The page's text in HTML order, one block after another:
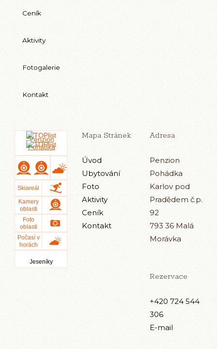
Ceník
Aktivity
Fotogalerie
Kontakt
Jeseníky
Mapa Stránek
Úvod
Ubytování
Foto
Aktivity
Ceník
Kontakt
Adresa
Penzion
Pohádka
Karlov pod
Pradědem č.p.
92
793 36 Malá
Morávka
Rezervace
+420 724 544
306
E-mail